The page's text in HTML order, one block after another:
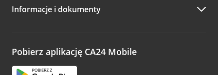
Zachęcamy do podzielenia się z nami opinią o wizycie.
opinie.
Informacje i dokumenty
Pobierz aplikację CA24 Mobile